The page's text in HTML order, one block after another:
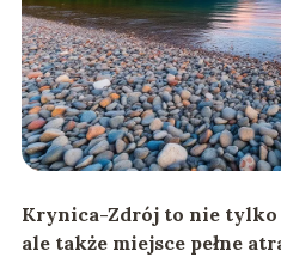
Krynica-Zdrój to nie
ale także miejsce pełne